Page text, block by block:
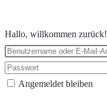
Hallo, willkommen zurück!
Angemeldet bleiben